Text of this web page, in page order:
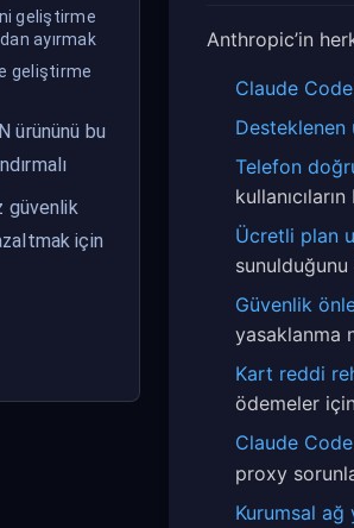
geliştirme
ayırmak
geliştirme
ürününü bu
güvenlik
için
Anthropic’in
Claude
Telefon
Ücretli plan
sunulduğunu
Güvenlik
yasaklanma
Kart reddi
ödemeler
Claude
proxy
Kurumsal ağ